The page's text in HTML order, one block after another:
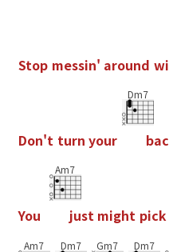
Stop messin' around wi
Don't turn your
Dm7
bac
You
Am7
just might pick
Am7 Dm7 Gm7 Dm7